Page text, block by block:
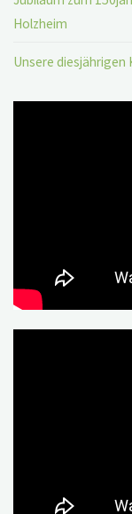
Holzheim
Unsere